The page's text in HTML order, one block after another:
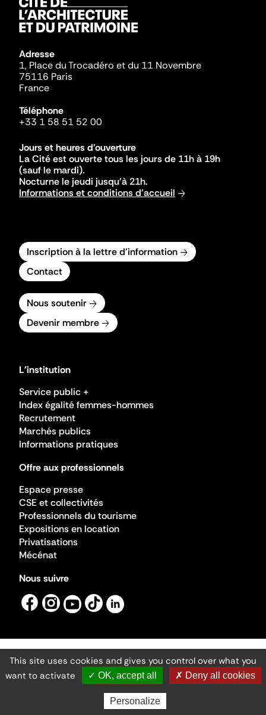
Adresse
1, Place du Trocadéro et du 11 Novembre
75116 Paris
France
Téléphone
+33 1 58 51 52 00
Jours et heures d'ouverture
La Cité est ouverte tous les jours de 11h à 19h
(sauf le mardi).
Nocturne le jeudi jusqu'à 21h.
Informations et conditions d'accueil
Inscription à la lettre d'information
Contact
Nous soutenir
Devenir membre
L'institution
Service public +
Index égalité femmes-hommes
Recrutement
Marchés publics
Informations pratiques
Offre aux professionnels
Espace presse
CSE et collectivités
Professionnels du tourisme
Expositions en location
Privatisations
Mécénat
Nous suivre
Mentions légales
Gestion des cookies
Accessibilité numérique
Ministère de la Culture ©2026
- Cité de l'architecture et du patrimoine
This site uses cookies and gives you control over what you
want to activate
✓ OK, accept all ✗ Deny all cookies
Personalize